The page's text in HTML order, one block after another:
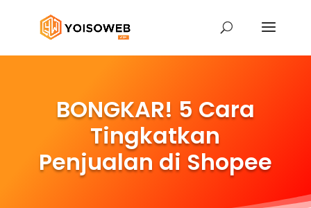
BONGKAR! 5 Cara
Tingkatkan
Penjualan di Shopee